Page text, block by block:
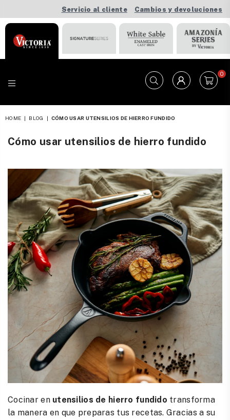
Servicio al cliente Cambios y devoluciones
0
HOME | BLOG | CÓMO USAR UTENSILIOS DE HIERRO FUNDIDO
Cómo usar utensilios de hierro fundido
Cocinar en utensilios de hierro fundido transforma
la manera en que preparas tus recetas. Gracias a su